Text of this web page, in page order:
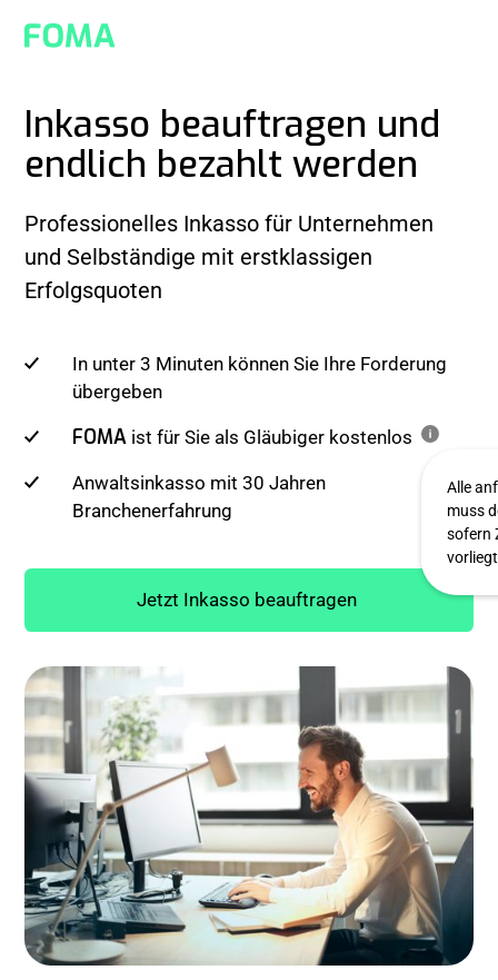
Inkasso beauftragen und
endlich bezahlt werden
Professionelles Inkasso für Unternehmen
und Selbständige mit erstklassigen
Erfolgsquoten
In unter 3 Minuten können Sie Ihre Forderung
übergeben
FOMAist für Sie als Gläubiger kostenlos
Alle
muss
sofern
Anwaltsinkasso mit 30 Jahren
Branchenerfahrung
Jetzt Inkasso beauftragen